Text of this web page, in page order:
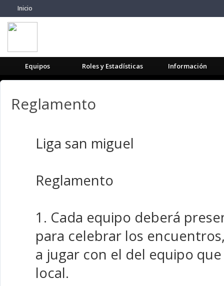
Inicio
Equipos Roles y Estadísticas Información
Reglamento
Liga san miguel
Reglamento
1. Cada equipo deberá
para celebrar los
a jugar con el del equipo
local.